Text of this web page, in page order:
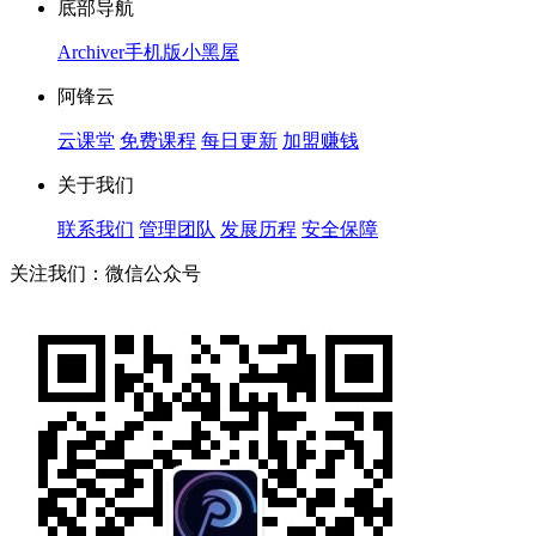
底部导航
Archiver手机版小黑屋
阿锋云
云课堂 免费课程 每日更新 加盟赚钱
关于我们
联系我们 管理团队 发展历程 安全保障
关注我们：微信公众号